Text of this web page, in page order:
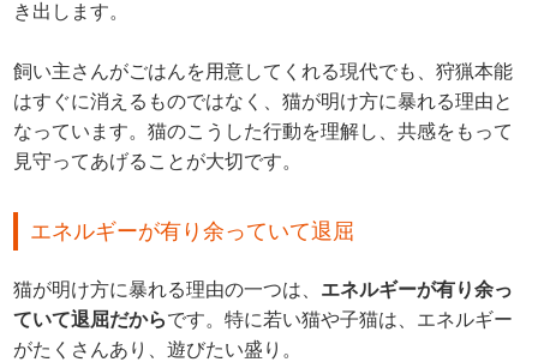
き出します。
飼い主さんがごはんを用意してくれる現代でも、狩猟本能
はすぐに消えるものではなく、猫が明け方に暴れる理由と
なっています。猫のこうした行動を理解し、共感をもって
見守ってあげることが大切です。
エネルギーが有り余っていて退屈
猫が明け方に暴れる理由の一つは、 エネルギーが有り余っ
ていて退屈だからです。特に若い猫や子猫は、エネルギー
がたくさんあり、遊びたい盛り。